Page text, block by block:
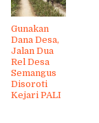
Gunakan
Dana Desa,
Jalan Dua
Rel Desa
Semangus
Disoroti
Kejari PALI